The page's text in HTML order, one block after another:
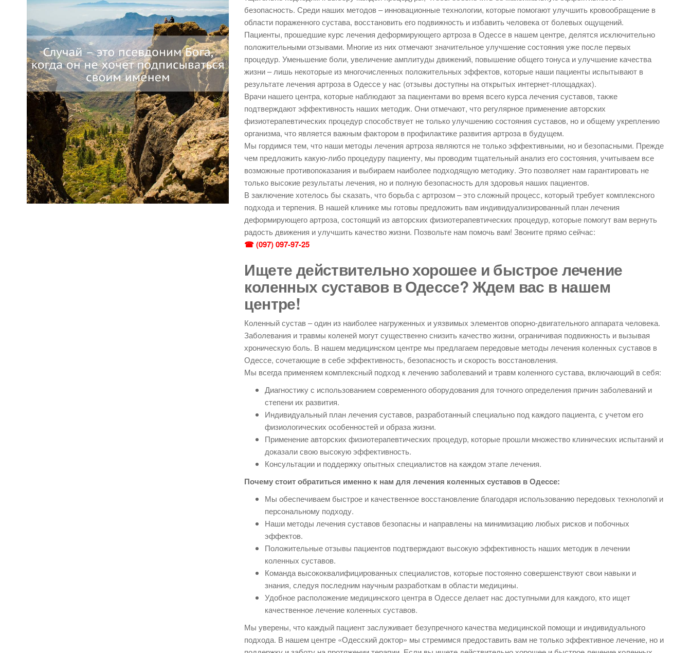
безопасность. Среди наших методов – инновационные технологии, которые помогают улучшить кровообращение в
области пораженного сустава, восстановить его подвижность и избавить человека от болевых ощущений.
Пациенты, прошедшие курс лечения деформирующего артроза в Одессе в нашем центре, делятся исключительно
положительными отзывами. Многие из них отмечают значительное улучшение состояния уже после первых
процедур. Уменьшение боли, увеличение амплитуды движений, повышение общего тонуса и улучшение качества
жизни – лишь некоторые из многочисленных положительных эффектов, которые наши пациенты испытывают в
результате лечения артроза в Одессе у нас (отзывы доступны на открытых интернет-площадках).
Врачи нашего центра, которые наблюдают за пациентами во время всего курса лечения суставов, также
подтверждают эффективность наших методик. Они отмечают, что регулярное применение авторских
физиотерапевтических процедур способствует не только улучшению состояния суставов, но и общему укреплению
организма, что является важным фактором в профилактике развития артроза в будущем.
Мы гордимся тем, что наши методы лечения артроза являются не только эффективными, но и безопасными. Прежде
чем предложить какую-либо процедуру пациенту, мы проводим тщательный анализ его состояния, учитываем все
возможные противопоказания и выбираем наиболее подходящую методику. Это позволяет нам гарантировать не
только высокие результаты лечения, но и полную безопасность для здоровья наших пациентов.
В заключение хотелось бы сказать, что борьба с артрозом – это сложный процесс, который требует комплексного
подхода и терпения. В нашей клинике мы готовы предложить вам индивидуализированный план лечения
деформирующего артроза, состоящий из авторских физиотерапевтических процедур, которые помогут вам вернуть
радость движения и улучшить качество жизни. Позвольте нам помочь вам! Звоните прямо сейчас:
☎ (097) 097-97-25
Ищете действительно хорошее и быстрое лечение
коленных суставов в Одессе? Ждем вас в нашем
центре!
Коленный сустав – один из наиболее нагруженных и уязвимых элементов опорно-двигательного аппарата человека.
Заболевания и травмы коленей могут существенно снизить качество жизни, ограничивая подвижность и вызывая
хроническую боль. В нашем медицинском центре мы предлагаем передовые методы лечения коленных суставов в
Одессе, сочетающие в себе эффективность, безопасность и скорость восстановления.
Мы всегда применяем комплексный подход к лечению заболеваний и травм коленного сустава, включающий в себя:
Диагностику с использованием современного оборудования для точного определения причин заболеваний и
степени их развития.
Индивидуальный план лечения суставов, разработанный специально под каждого пациента, с учетом его
физиологических особенностей и образа жизни.
Применение авторских физиотерапевтических процедур, которые прошли множество клинических испытаний и
доказали свою высокую эффективность.
Консультации и поддержку опытных специалистов на каждом этапе лечения.
Почему стоит обратиться именно к нам для лечения коленных суставов в Одессе:
Мы обеспечиваем быстрое и качественное восстановление благодаря использованию передовых технологий и
персональному подходу.
Наши методы лечения суставов безопасны и направлены на минимизацию любых рисков и побочных
эффектов.
Положительные отзывы пациентов подтверждают высокую эффективность наших методик в лечении
коленных суставов.
Команда высококвалифицированных специалистов, которые постоянно совершенствуют свои навыки и
знания, следуя последним научным разработкам в области медицины.
Удобное расположение медицинского центра в Одессе делает нас доступными для каждого, кто ищет
качественное лечение коленных суставов.
Мы уверены, что каждый пациент заслуживает безупречного качества медицинской помощи и индивидуального
подхода. В нашем центре «Одесский доктор» мы стремимся предоставить вам не только эффективное лечение, но и